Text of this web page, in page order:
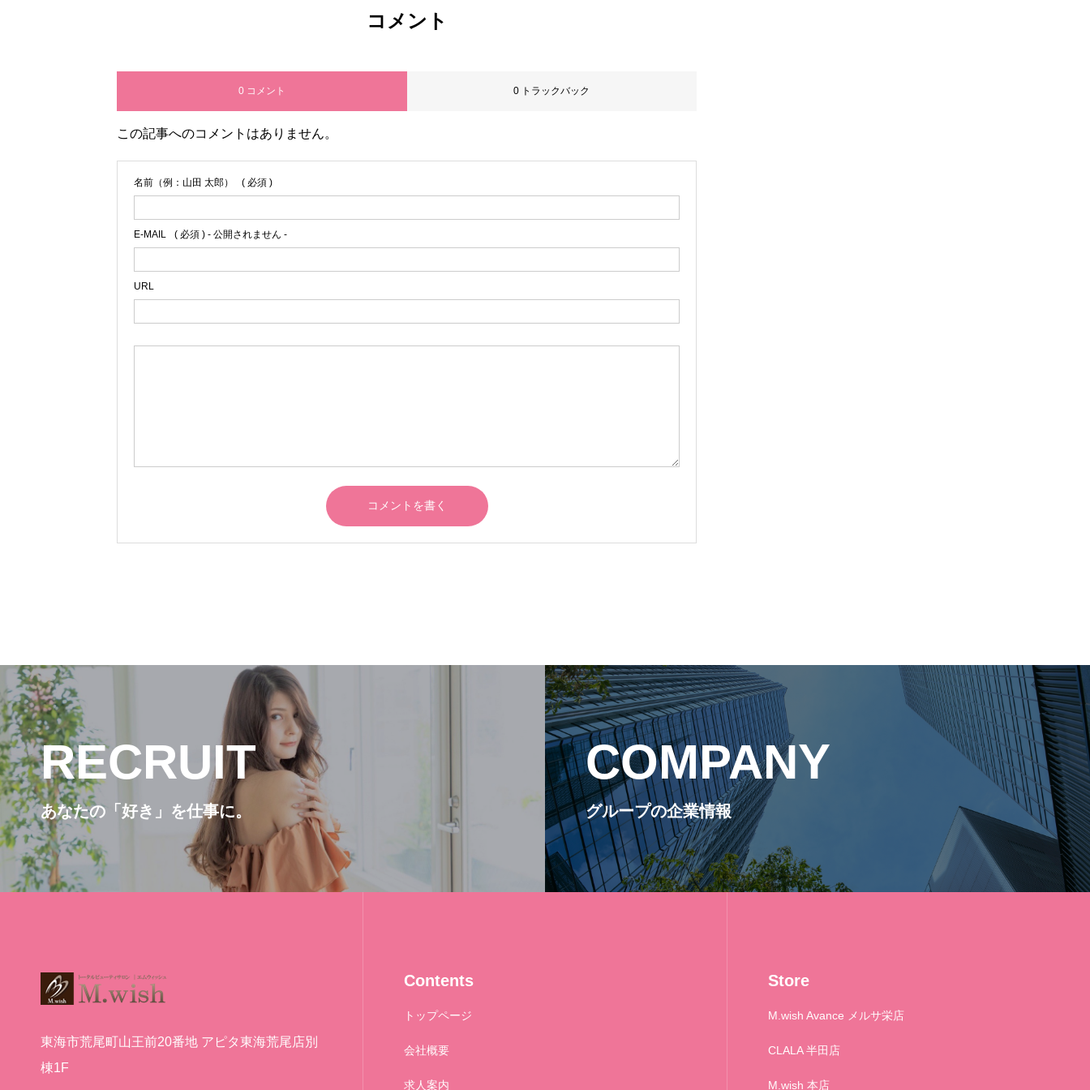
ブログ
コメント
0 コメント 0 トラックバック
この記事へのコメントはありません。
名前（例：山田 太郎） ( 必須 )
E-MAIL ( 必須 ) - 公開されません -
URL
RECRUIT
あなたの「好き」を仕事に。
COMPANY
グループの企業情報
東海市荒尾町山王前20番地 アピタ東海荒尾店別
棟1F
Contents
トップページ
会社概要
求人案内
Store
M.wish Avance メルサ栄店
CLALA 半田店
M.wish 本店